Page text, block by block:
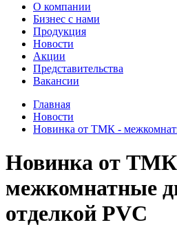
О компании
Бизнес с нами
Продукция
Новости
Акции
Представительства
Вакансии
Главная
Новости
Новинка от ТМК -
Новинка от
межкомнатные
отделкой PVC